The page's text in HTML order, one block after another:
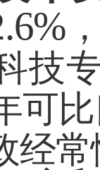
技
可
经